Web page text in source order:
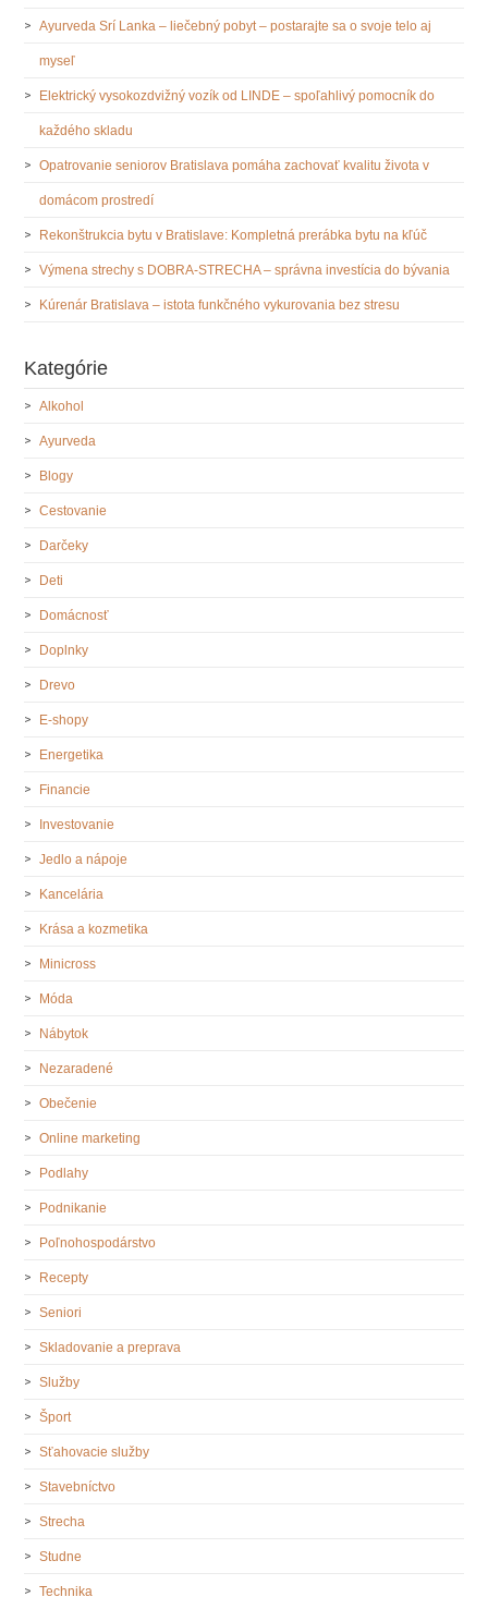
Ayurveda Srí Lanka – liečebný pobyt – postarajte sa o svoje telo aj
myseľ
Elektrický vysokozdvižný vozík od LINDE – spoľahlivý pomocník do
každého skladu
Opatrovanie seniorov Bratislava pomáha zachovať kvalitu života v
domácom prostredí
Rekonštrukcia bytu v Bratislave: Kompletná prerábka bytu na kľúč
Výmena strechy s DOBRA-STRECHA – správna investícia do bývania
Kúrenár Bratislava – istota funkčného vykurovania bez stresu
Kategórie
Alkohol
Ayurveda
Blogy
Cestovanie
Darčeky
Deti
Domácnosť
Doplnky
Drevo
E-shopy
Energetika
Financie
Investovanie
Jedlo a nápoje
Kancelária
Krása a kozmetika
Minicross
Móda
Nábytok
Nezaradené
Obečenie
Online marketing
Podlahy
Podnikanie
Poľnohospodárstvo
Recepty
Seniori
Skladovanie a preprava
Služby
Šport
Sťahovacie služby
Stavebníctvo
Strecha
Studne
Technika